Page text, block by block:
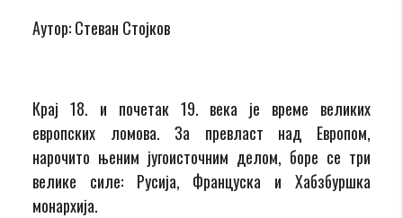
Аутор: Стеван Стојков
Крај 18. и почетак 19. века је време великих
европских ломова. За превласт над Европом,
нарочито њеним југоисточним делом, боре се три
велике силе: Русија, Француска и Хабзбуршка
монархија.